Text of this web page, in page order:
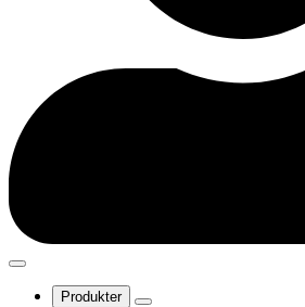
Produkter